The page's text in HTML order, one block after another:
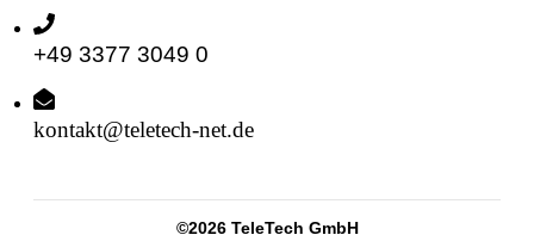
+49 3377 3049 0
kontakt@teletech-net.de
©2026 TeleTech GmbH